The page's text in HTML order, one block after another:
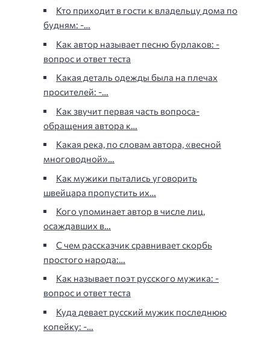
Кто приходит в гости к владельцу дома по
будням: -…
Как автор называет песню бурлаков: -
вопрос и ответ теста
Какая деталь одежды была на плечах
просителей: -…
Как звучит первая часть вопроса-
обращения автора к…
Какая река, по словам автора, «весной
многоводной»…
Как мужики пытались уговорить
швейцара пропустить их…
Кого упоминает автор в числе лиц,
осаждавших в…
С чем рассказчик сравнивает скорбь
простого народа:…
Как называет поэт русского мужика: -
вопрос и ответ теста
Куда девает русский мужик последнюю
копейку: -…